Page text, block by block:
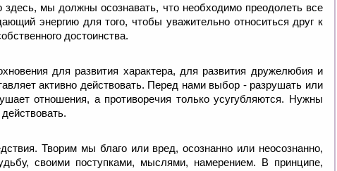
здесь, мы должны осознавать, что необходимо преодолеть все
энергию для того, чтобы уважительно относиться друг к
достоинства.
для развития характера, для развития дружелюбия и
активно действовать. Перед нами выбор - разрушать или
отношения, а противоречия только усугубляются. Нужны
Творим мы благо или вред, осознанно или неосознанно,
своими поступками, мыслями, намерением. В принципе,